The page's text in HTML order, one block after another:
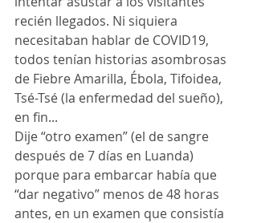
recién llegados. Ni siquiera
necesitaban hablar de COVID19,
todos tenían historias asombrosas
de Fiebre Amarilla, Ébola, Tifoidea,
Tsé-Tsé (la enfermedad del sueño),
en fin...
Dije “otro examen” (el de sangre
después de 7 días en Luanda)
porque para embarcar había que
“dar negativo” menos de 48 horas
antes, en un examen que consistía